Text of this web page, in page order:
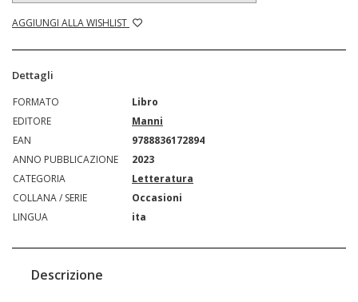
AGGIUNGI ALLA WISHLIST
Dettagli
FORMATO
Libro
EDITORE
Manni
EAN
9788836172894
ANNO PUBBLICAZIONE
2023
CATEGORIA
Letteratura
COLLANA / SERIE
Occasioni
LINGUA
ita
Descrizione